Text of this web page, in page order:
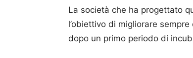
La società che ha progettato
l’obiettivo di migliorare
dopo un primo periodo di